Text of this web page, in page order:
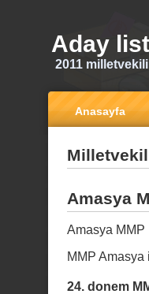
Aday
2011
Anasayfa
Amasya
Amasya MMP
MMP
24. donem